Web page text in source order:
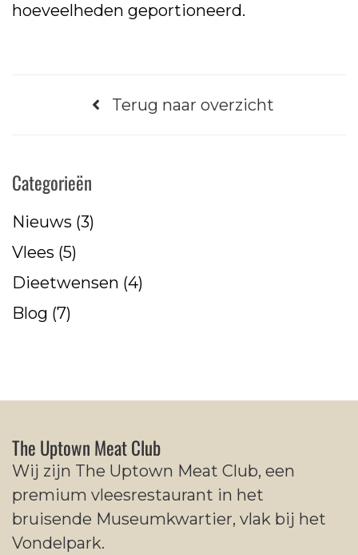
hoeveelheden geportioneerd.
Terug naar overzicht
Categorieën
Nieuws (3)
Vlees (5)
Dieetwensen (4)
Blog (7)
The Uptown Meat Club
Wij zijn The Uptown Meat Club, een
premium vleesrestaurant in het
bruisende Museumkwartier, vlak bij het
Vondelpark.